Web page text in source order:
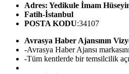
Adres: Yedikule İmam
Fatih-İstanbul
POSTA KODU:34107
Avrasya Haber Ajansının
-Avrasya Haber Ajansı
-Tüm kentlerde bir temsilcilik